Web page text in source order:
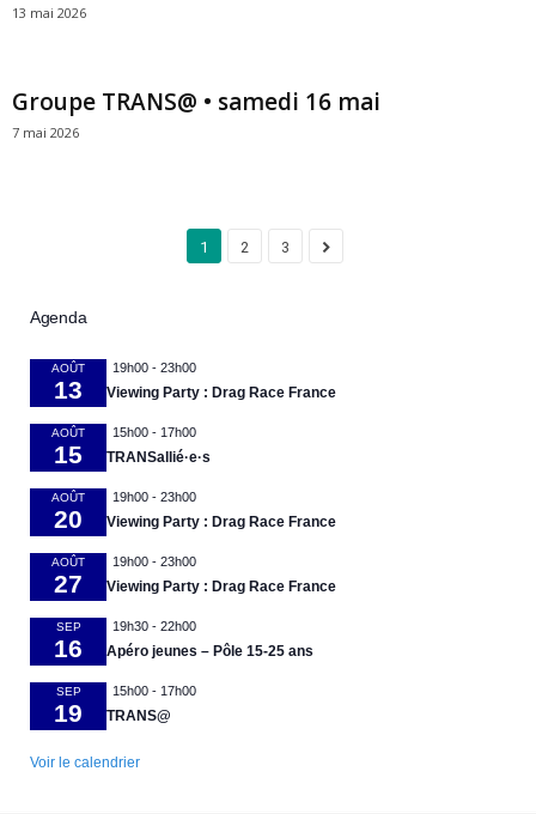
13 mai 2026
Groupe TRANS@ • samedi 16 mai
7 mai 2026
1 2 3
Agenda
AOÛT
13
19h00 - 23h00
Viewing Party : Drag Race France
AOÛT
15
15h00 - 17h00
TRANSallié·e·s
AOÛT
20
19h00 - 23h00
Viewing Party : Drag Race France
AOÛT
27
19h00 - 23h00
Viewing Party : Drag Race France
SEP
16
19h30 - 22h00
Apéro jeunes – Pôle 15-25 ans
SEP
19
15h00 - 17h00
TRANS@
Voir le calendrier